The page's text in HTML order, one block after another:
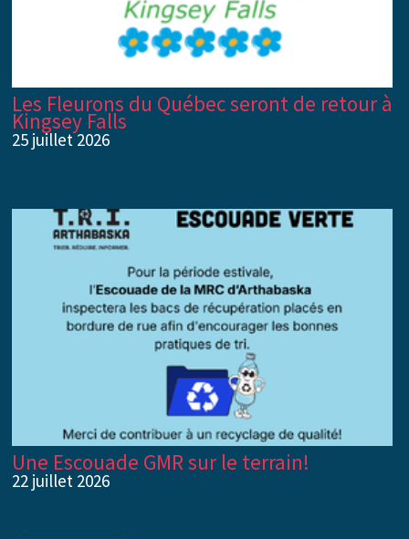
Les Fleurons du Québec seront de retour à
Kingsey Falls
25 juillet 2026
Une Escouade GMR sur le terrain!
22 juillet 2026